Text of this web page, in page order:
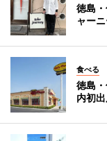
徳島
ャー
食べる
徳島
内初